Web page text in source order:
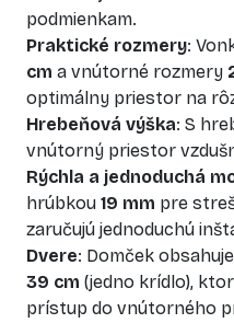
podmienkam.
Praktické rozmery:
cm a vnútorné rozmery
optimálny priestor na
Hrebeňová výška: S
vnútorný priestor
Rýchla a jednoduchá
hrúbkou 19 mm pre
zaručujú jednoduchú
Dvere: Domček
39 cm (jedno krídlo),
prístup do vnútorného